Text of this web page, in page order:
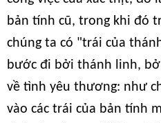
bản tính cũ, trong khi đó
chúng ta có "trái của
bước đi bởi thánh linh,
về tình yêu thương: như
vào các trái của bản tính